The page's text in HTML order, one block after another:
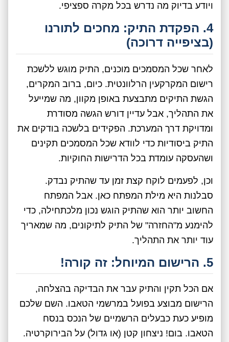
ויודע בדיוק מה נדרש בכל מקרה ספציפי.
4. הפקדת התיק: מחכים לתורנו
(בציפייה דרוכה)
לאחר שכל המסמכים מוכנים, התיק מוגש ללשכת
רישום המקרקעין הרלוונטית. כיום, ברוב המקרים,
הגשת התיקים מתבצעת באופן מקוון, מה שמייעל
את התהליך, אבל עדיין דורש הגשה מסודרת
ומדויקת דרך המערכת. הפקידים בלשכה בודקים את
התיק ביסודיות כדי לוודא שכל המסמכים תקינים
ושהעסקה עומדת בכל הדרישות החוקיות.
וכן, לפעמים לוקח קצת זמן עד שהתיק נבדק.
סבלנות היא מילת המפתח כאן. אבל המפתח
החשוב יותר הוא שהתיק הוגש נכון מלכתחילה, כדי
להימנע מ"החזרה" של התיק לתיקונים, מה שמאריך
עוד יותר את התהליך.
5. הרישום המיוחל: זה קורה!
אם הכל תקין והתיק עבר את הבדיקה בהצלחה,
הרישום מבוצע בפועל במרשמי הטאבו. השם שלכם
מופיע כעת כבעלים הרשמיים של הנכס בנסח
הטאבו. בום! ניצחון קטן (או גדול) על הבירוקרטיה.